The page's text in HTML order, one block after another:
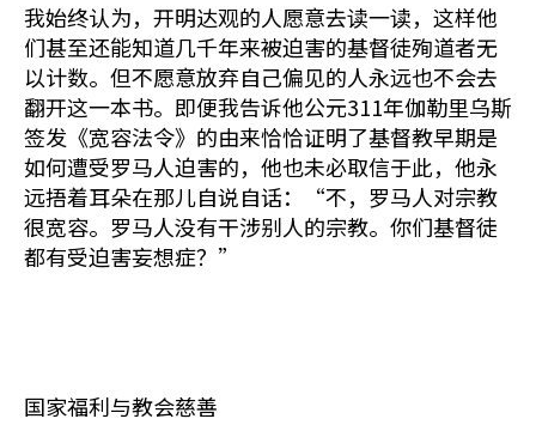
我始终认为，开明达观的人愿意去读一读，这样他
们甚至还能知道几千年来被迫害的基督徒殉道者无
以计数。但不愿意放弃自己偏见的人永远也不会去
翻开这一本书。即便我告诉他公元311年伽勒里乌斯
签发《宽容法令》的由来恰恰证明了基督教早期是
如何遭受罗马人迫害的，他也未必取信于此，他永
远捂着耳朵在那儿自说自话：“不，罗马人对宗教
很宽容。罗马人没有干涉别人的宗教。你们基督徒
都有受迫害妄想症？”
国家福利与教会慈善